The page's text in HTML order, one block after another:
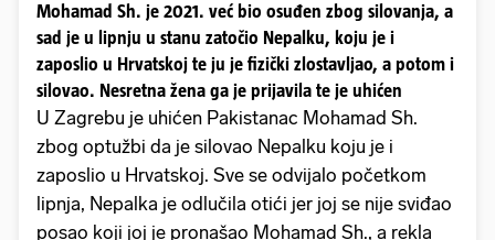
Mohamad Sh. je 2021. već bio osuđen zbog silovanja, a
sad je u lipnju u stanu zatočio Nepalku, koju je i
zaposlio u Hrvatskoj te ju je fizički zlostavljao, a potom i
silovao. Nesretna žena ga je prijavila te je uhićen
U Zagrebu je uhićen Pakistanac Mohamad Sh.
zbog optužbi da je silovao Nepalku koju je i
zaposlio u Hrvatskoj. Sve se odvijalo početkom
lipnja, Nepalka je odlučila otići jer joj se nije sviđao
posao koji joj je pronašao Mohamad Sh., a rekla